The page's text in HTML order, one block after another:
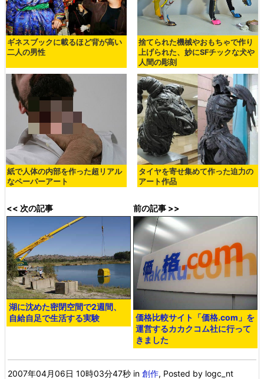
ギネスブックに載るほど背が高い
二人の男性
捨てられた機械やおもちゃで作り
上げられた、妙にSFチックな犬や
人間の彫刻
紙で人体の内部を作った超リアル
なペーパーアート
タイヤを寄せ集めて作った迫力の
アート作品
<< 次の記事
湖に沈めた密閉空間で2週間、
自給自足で生活する実験
前の記事 >>
価格比較サイト「価格.com」を
運営するカカクコム社に行って
きました
2007年04月06日 10時03分47秒 in創作, Posted by logc_nt